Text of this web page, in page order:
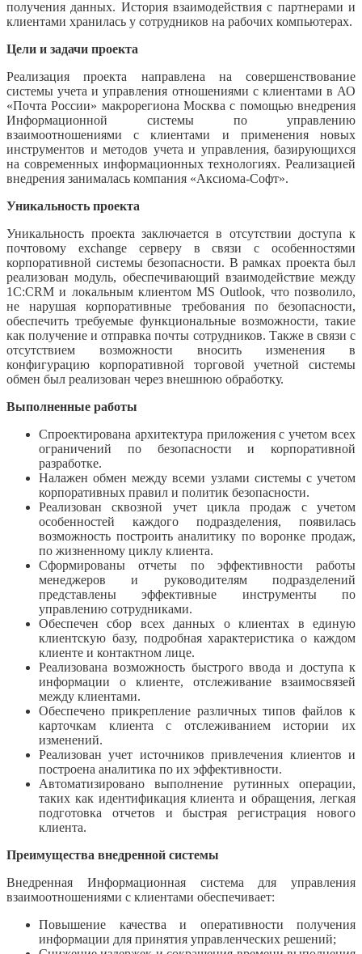
получения данных. История взаимодействия с партнерами и
клиентами хранилась у сотрудников на рабочих компьютерах.
Цели и задачи проекта
Реализация проекта направлена на совершенствование
системы учета и управления отношениями с клиентами в АО
«Почта России» макрорегиона Москва с помощью внедрения
Информационной системы по управлению
взаимоотношениями с клиентами и применения новых
инструментов и методов учета и управления, базирующихся
на современных информационных технологиях. Реализацией
внедрения занималась компания «Аксиома-Софт».
Уникальность проекта
Уникальность проекта заключается в отсутствии доступа к
почтовому exchange серверу в связи с особенностями
корпоративной системы безопасности. В рамках проекта был
реализован модуль, обеспечивающий взаимодействие между
1C:CRM и локальным клиентом MS Outlook, что позволило,
не нарушая корпоративные требования по безопасности,
обеспечить требуемые функциональные возможности, такие
как получение и отправка почты сотрудников. Также в связи с
отсутствием возможности вносить изменения в
конфигурацию корпоративной торговой учетной системы
обмен был реализован через внешнюю обработку.
Выполненные работы
Спроектирована архитектура приложения с учетом всех
ограничений по безопасности и корпоративной
разработке.
Налажен обмен между всеми узлами системы с учетом
корпоративных правил и политик безопасности.
Реализован сквозной учет цикла продаж с учетом
особенностей каждого подразделения, появилась
возможность построить аналитику по воронке продаж,
по жизненному циклу клиента.
Сформированы отчеты по эффективности работы
менеджеров и руководителям подразделений
представлены эффективные инструменты по
управлению сотрудниками.
Обеспечен сбор всех данных о клиентах в единую
клиентскую базу, подробная характеристика о каждом
клиенте и контактном лице.
Реализована возможность быстрого ввода и доступа к
информации о клиенте, отслеживание взаимосвязей
между клиентами.
Обеспечено прикрепление различных типов файлов к
карточкам клиента с отслеживанием истории их
изменений.
Реализован учет источников привлечения клиентов и
построена аналитика по их эффективности.
Автоматизировано выполнение рутинных операции,
таких как идентификация клиента и обращения, легкая
подготовка отчетов и быстрая регистрация нового
клиента.
Преимущества внедренной системы
Внедренная Информационная система для управления
взаимоотношениями с клиентами обеспечивает:
Повышение качества и оперативности получения
информации для принятия управленческих решений;